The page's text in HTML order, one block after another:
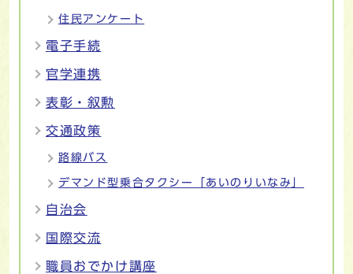
住民アンケート
電子手続
官学連携
表彰・叙勲
交通政策
路線バス
デマンド型乗合タクシー「あいのりいなみ」
自治会
国際交流
職員おでかけ講座